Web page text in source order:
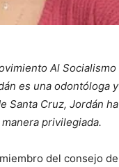
Al
es una odontóloga
Santa Cruz, Jordán
privilegiada.
del consejo